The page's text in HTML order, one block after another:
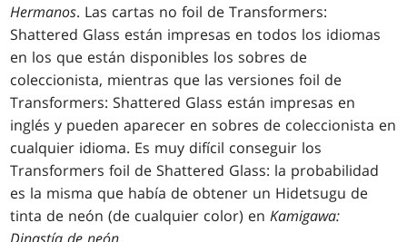
Hermanos. Las cartas no foil de Transformers:
Shattered Glass están impresas en todos los idiomas
en los que están disponibles los sobres de
coleccionista, mientras que las versiones foil de
Transformers: Shattered Glass están impresas en
inglés y pueden aparecer en sobres de coleccionista en
cualquier idioma. Es muy difícil conseguir los
Transformers foil de Shattered Glass: la probabilidad
es la misma que había de obtener un Hidetsugu de
tinta de neón (de cualquier color) enKamigawa:
Dinastía de neón.